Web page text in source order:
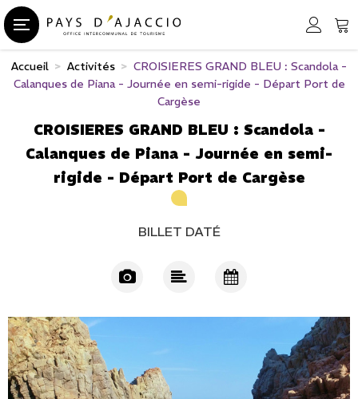
Accueil > Activités > CROISIERES GRAND BLEU : Scandola -
Calanques de Piana - Journée en semi-rigide - Départ Port de
Cargèse
CROISIERES GRAND BLEU : Scandola -
Calanques de Piana - Journée en semi-
rigide - Départ Port de Cargèse
BILLET DATÉ